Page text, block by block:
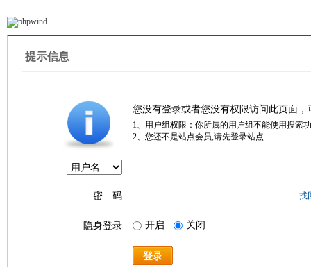
提示信息
您没有登录或者您没有权限访问此页面
1、用户组权限：你所属的用户组不能使用搜索
2、您还不是站点会员,请先登录站点
密 码 找
隐身登录 开启 关闭
登录